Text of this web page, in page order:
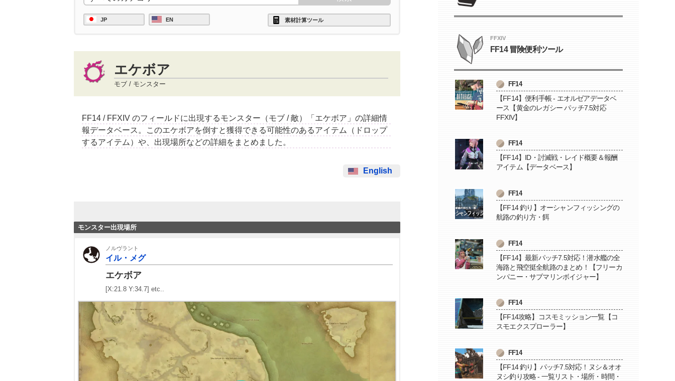
JP EN 素材計算ツール
エケボア
モブ / モンスター
FF14 / FFXIV のフィールドに出現するモンスター（モブ / 敵）「エケボア」の詳細情
報データベース。このエケボアを倒すと獲得できる可能性のあるアイテム（ドロップ
するアイテム）や、出現場所などの詳細をまとめました。
English
モンスター出現場所
ノルヴラント
イル・メグ
エケボア
[X:21.8 Y:34.7] etc..
FFXIV
FF14 冒険便利ツール
FF14
【FF14】便利手帳 - エオルゼアデータベ
ース【黄金のレガシー パッチ7.5対応
FFXIV】
FF14
【FF14】ID・討滅戦・レイド概要＆報酬
アイテム【データベース】
FF14
【FF14 釣り】オーシャンフィッシングの
航路の釣り方・餌
FF14
【FF14】最新パッチ7.5対応！潜水艦の全
海路と飛空挺全航路のまとめ！【フリーカ
ンパニー・サブマリンボイジャー】
FF14
【FF14攻略】コスモミッション一覧【コ
スモエクスプローラー】
FF14
【FF14 釣り】パッチ7.5対応！ヌシ＆オオ
ヌシ釣り攻略 - 一覧リスト・場所・時間・